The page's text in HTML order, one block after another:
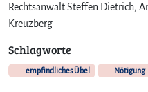
m
e
Rechtsanwalt Steffen Dietrich,
Kreuzberg
Schlagworte
empfindliches Übel Nötigung